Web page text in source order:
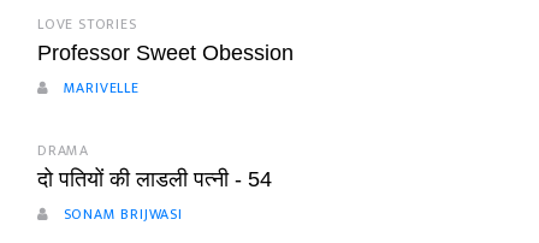
LOVE STORIES
Professor Sweet Obession
MARIVELLE
DRAMA
दो पतियों की लाडली पत्नी - 54
SONAM BRIJWASI